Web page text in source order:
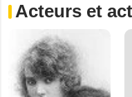
Acteurs et